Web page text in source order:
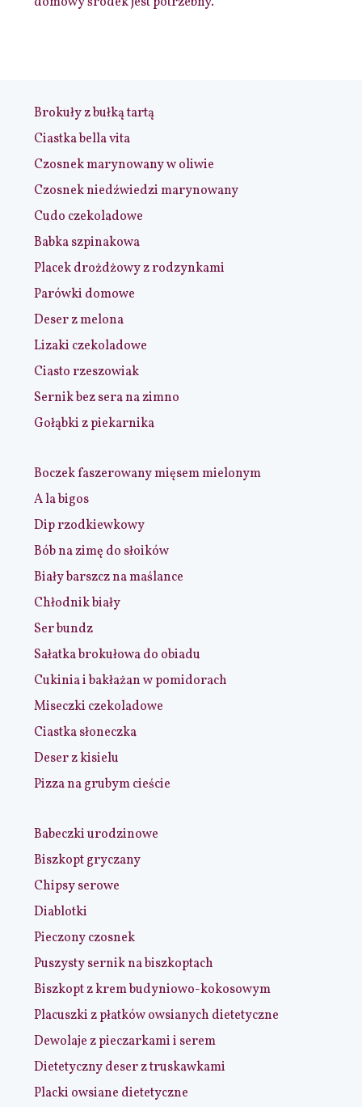
Brokuły z bułką tartą
Ciastka bella vita
Czosnek marynowany w oliwie
Czosnek niedźwiedzi marynowany
Cudo czekoladowe
Babka szpinakowa
Placek drożdżowy z rodzynkami
Parówki domowe
Deser z melona
Lizaki czekoladowe
Ciasto rzeszowiak
Sernik bez sera na zimno
Gołąbki z piekarnika
Boczek faszerowany mięsem mielonym
A la bigos
Dip rzodkiewkowy
Bób na zimę do słoików
Biały barszcz na maślance
Chłodnik biały
Ser bundz
Sałatka brokułowa do obiadu
Cukinia i bakłażan w pomidorach
Miseczki czekoladowe
Ciastka słoneczka
Deser z kisielu
Pizza na grubym cieście
Babeczki urodzinowe
Biszkopt gryczany
Chipsy serowe
Diablotki
Pieczony czosnek
Puszysty sernik na biszkoptach
Biszkopt z krem budyniowo-kokosowym
Placuszki z płatków owsianych dietetyczne
Dewolaje z pieczarkami i serem
Dietetyczny deser z truskawkami
Placki owsiane dietetyczne